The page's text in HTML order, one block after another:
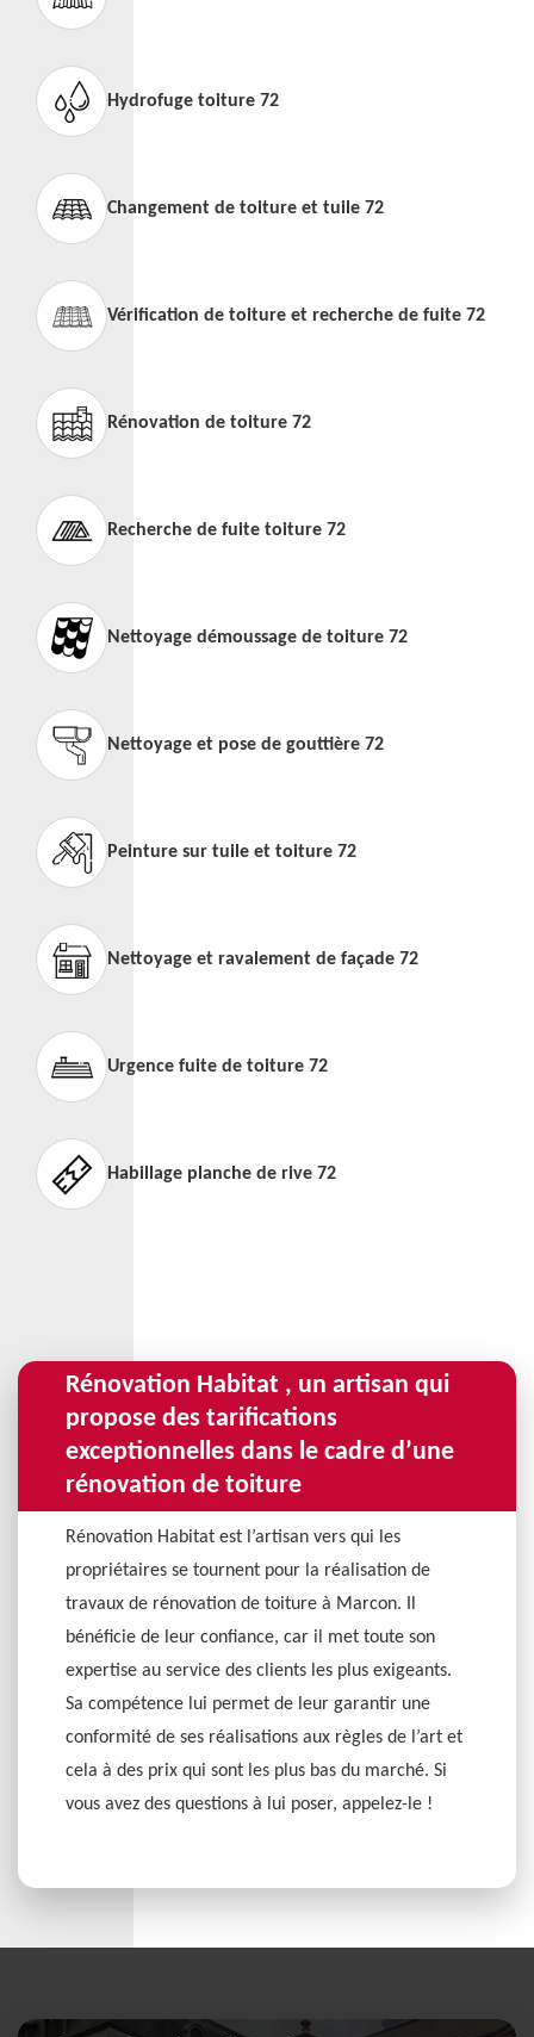
Hydrofuge toiture 72
Changement de toiture et tuile 72
Vérification de toiture et recherche de fuite 72
Rénovation de toiture 72
Recherche de fuite toiture 72
Nettoyage démoussage de toiture 72
Nettoyage et pose de gouttière 72
Peinture sur tuile et toiture 72
Nettoyage et ravalement de façade 72
Urgence fuite de toiture 72
Habillage planche de rive 72
Rénovation Habitat , un artisan qui
propose des tarifications
exceptionnelles dans le cadre d’une
rénovation de toiture
Rénovation Habitat est l’artisan vers qui les
propriétaires se tournent pour la réalisation de
travaux de rénovation de toiture à Marcon. Il
bénéficie de leur confiance, car il met toute son
expertise au service des clients les plus exigeants.
Sa compétence lui permet de leur garantir une
conformité de ses réalisations aux règles de l’art et
cela à des prix qui sont les plus bas du marché. Si
vous avez des questions à lui poser, appelez-le !